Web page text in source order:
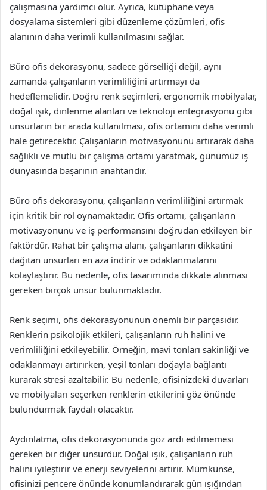
çalışmasına yardımcı olur. Ayrıca, kütüphane veya
dosyalama sistemleri gibi düzenleme çözümleri, ofis
alanının daha verimli kullanılmasını sağlar.
Büro ofis dekorasyonu, sadece görselliği değil, aynı
zamanda çalışanların verimliliğini artırmayı da
hedeflemelidir. Doğru renk seçimleri, ergonomik mobilyalar,
doğal ışık, dinlenme alanları ve teknoloji entegrasyonu gibi
unsurların bir arada kullanılması, ofis ortamını daha verimli
hale getirecektir. Çalışanların motivasyonunu artırarak daha
sağlıklı ve mutlu bir çalışma ortamı yaratmak, günümüz iş
dünyasında başarının anahtarıdır.
Büro ofis dekorasyonu, çalışanların verimliliğini artırmak
için kritik bir rol oynamaktadır. Ofis ortamı, çalışanların
motivasyonunu ve iş performansını doğrudan etkileyen bir
faktördür. Rahat bir çalışma alanı, çalışanların dikkatini
dağıtan unsurları en aza indirir ve odaklanmalarını
kolaylaştırır. Bu nedenle, ofis tasarımında dikkate alınması
gereken birçok unsur bulunmaktadır.
Renk seçimi, ofis dekorasyonunun önemli bir parçasıdır.
Renklerin psikolojik etkileri, çalışanların ruh halini ve
verimliliğini etkileyebilir. Örneğin, mavi tonları sakinliği ve
odaklanmayı artırırken, yeşil tonları doğayla bağlantı
kurarak stresi azaltabilir. Bu nedenle, ofisinizdeki duvarları
ve mobilyaları seçerken renklerin etkilerini göz önünde
bulundurmak faydalı olacaktır.
Aydınlatma, ofis dekorasyonunda göz ardı edilmemesi
gereken bir diğer unsurdur. Doğal ışık, çalışanların ruh
halini iyileştirir ve enerji seviyelerini artırır. Mümkünse,
ofisinizi pencere önünde konumlandırarak gün ışığından